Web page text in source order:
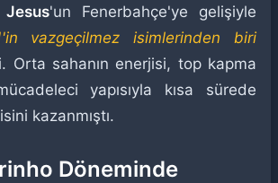
'un Fenerbahçe'ye gelişiyle
vazgeçilmez isimlerinden biri
Orta sahanın enerjisi, top kapma
yapısıyla kısa sürede
kazanmıştı.
Döneminde